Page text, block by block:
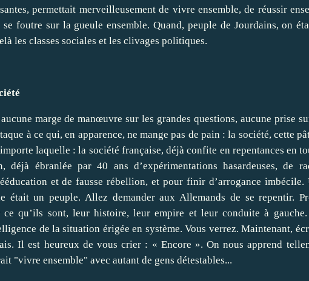
permettait merveilleusement de vivre ensemble, de réussir
se foutre sur la gueule ensemble. Quand, peuple de Jourdains, on
les classes sociales et les clivages politiques.
marge de manœuvre sur les grandes questions, aucune prise
à ce qui, en apparence, ne mange pas de pain : la société, cette
laquelle : la société française, déjà confite en repentances en
déjà ébranlée par 40 ans d’expérimentations hasardeuses, de
et de fausse rébellion, et pour finir d’arrogance imbécile.
était un peuple. Allez demander aux Allemands de se repentir.
ce qu’ils sont, leur histoire, leur empire et leur conduite à
de la situation érigée en système. Vous verrez. Maintenant,
Il est heureux de vous crier : « Encore ». On nous apprend
"vivre ensemble" avec autant de gens détestables...